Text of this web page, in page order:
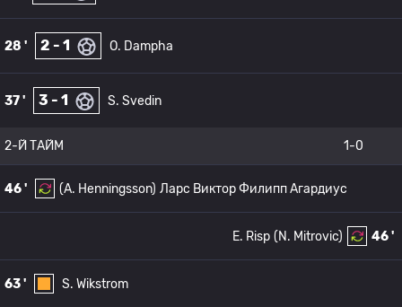
28 ' 2 - 1 O. Dampha
37 ' 3 - 1 S. Svedin
2-Й ТАЙМ 1-0
46 ' (A. Henningsson) Ларс Виктор Филипп Агардиус
46 '
(N. Mitrovic)
E. Risp
63 ' S. Wikstrom